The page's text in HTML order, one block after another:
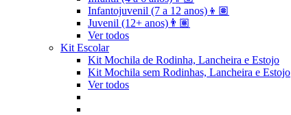
Infantojuvenil (7 a 12 anos)👦🏽
Juvenil (12+ anos)👨🏽
Ver todos
Kit Escolar
Kit Mochila de Rodinha, Lancheira e Estojo
Kit Mochila sem Rodinhas, Lancheira e Estojo
Ver todos